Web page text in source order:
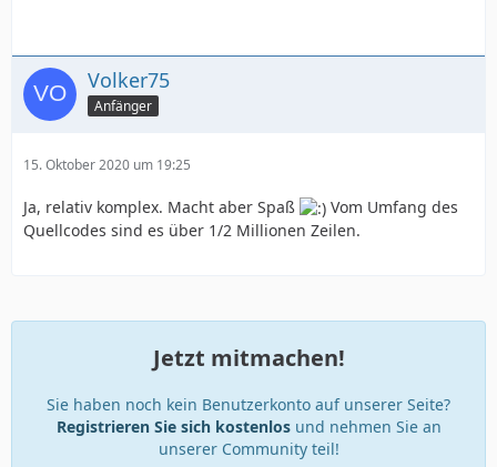
Volker75
Anfänger
15. Oktober 2020 um 19:25
Ja, relativ komplex. Macht aber Spaß
Vom Umfang des
Quellcodes sind es über 1/2 Millionen Zeilen.
Jetzt mitmachen!
Sie haben noch kein Benutzerkonto auf unserer Seite?
Registrieren Sie sich kostenlosund nehmen Sie an
unserer Community teil!